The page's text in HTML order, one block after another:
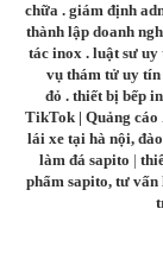
chữa. giám định
thành lập doanh
tác inox. luật sư uy
vụ thám tử uy tín
đỏ . thiết bị bếp
TikTok | Quảng cáo
lái xe tại hà nội,
làm đá sapito |
phẩm sapito, tư vấn